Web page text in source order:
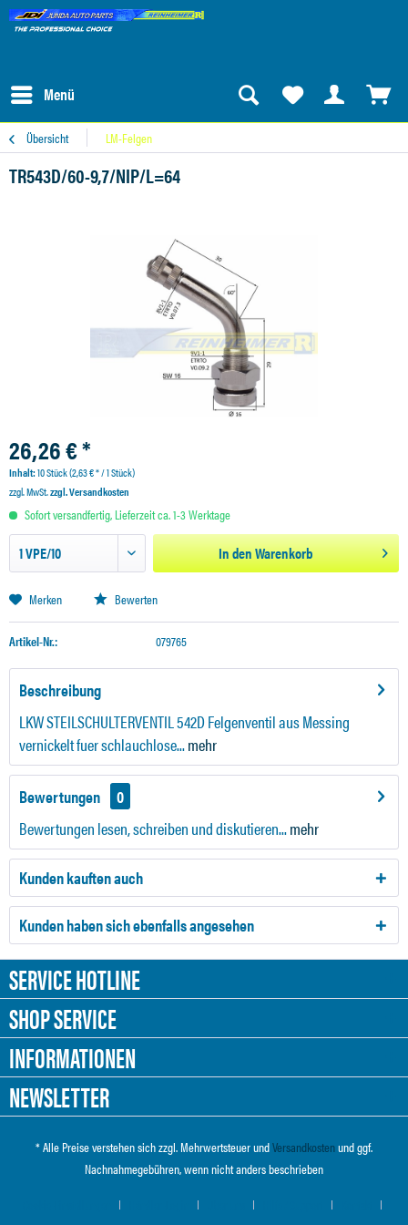
Menü
Übersicht LM-Felgen
TR543D/60-9,7/NIP/L=64
26,26 € *
Inhalt:10 Stück (2,63 € * / 1 Stück)
zzgl. MwSt.zzgl. Versandkosten
Sofort versandfertig, Lieferzeit ca. 1-3 Werktage
In denWarenkorb
Merken Bewerten
Artikel-Nr.: 079765
Beschreibung
LKW STEILSCHULTERVENTIL 542D Felgenventil aus Messing
vernickelt fuer schlauchlose...mehr
Bewertungen
0
Bewertungen lesen, schreiben und diskutieren...mehr
Kunden kauften auch
Kunden haben sich ebenfalls angesehen
SERVICE HOTLINE
SHOP SERVICE
INFORMATIONEN
NEWSLETTER
* Alle Preise verstehen sich zzgl. Mehrwertsteuer undVersandkostenund ggf.
Nachnahmegebühren, wenn nicht anders beschrieben